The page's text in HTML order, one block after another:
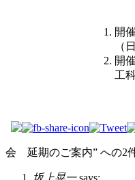
開
（
開
工
会 延期のご案内” への2